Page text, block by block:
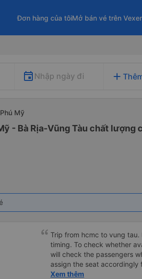
Đơn hàng của tôiMở bán vé trên
Nhập ngày đi add
Mỹ
- Bà Rịa-Vũng Tàu chất lượng
Trip from hcmc to vung
timing. To check whether
will check the passengers
assign the seat
put your luggage. The
Xem thêm